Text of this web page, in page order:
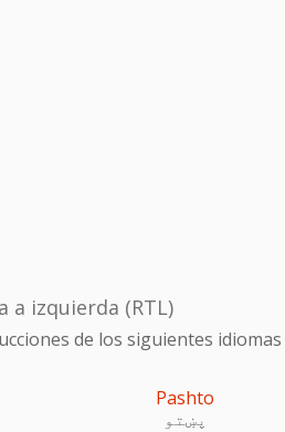
a izquierda (RTL)
de los siguientes idiomas
Pashto
پښتو